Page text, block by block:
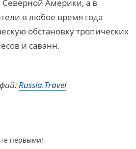
Америки, а в
в любое время года
обстановку тропических
и саванн.
Russia.Travel
первыми!